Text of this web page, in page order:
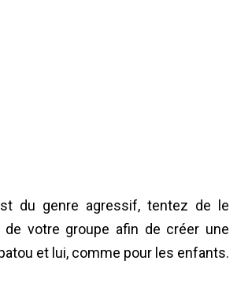
du genre agressif, tentez de le
votre groupe afin de créer une
et lui, comme pour les enfants.